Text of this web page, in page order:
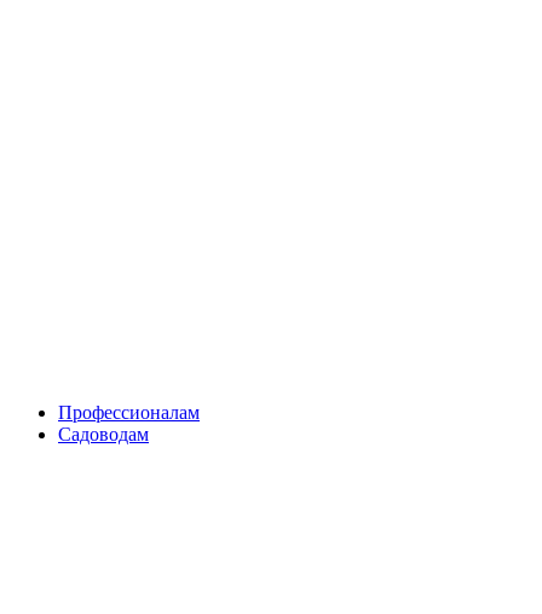
Профессионалам
Садоводам